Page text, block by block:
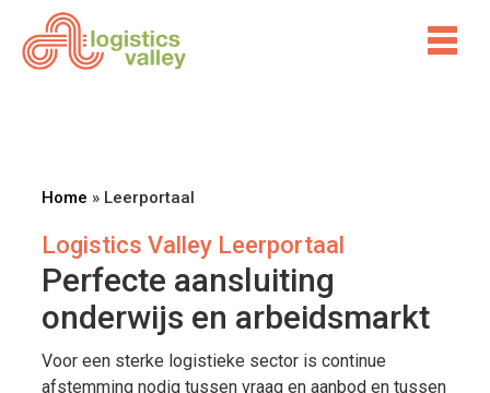
Home » Leerportaal
Logistics Valley Leerportaal
Perfecte aansluiting
onderwijs en arbeidsmarkt
Voor een sterke logistieke sector is continue
afstemming nodig tussen vraag en aanbod en tussen